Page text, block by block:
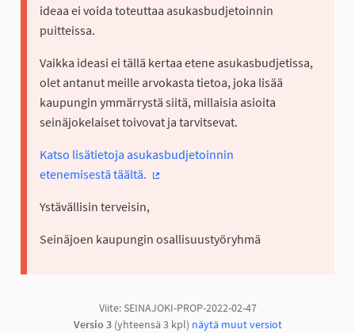
ideaa ei voida toteuttaa asukasbudjetoinnin
puitteissa.
Vaikka ideasi ei tällä kertaa etene asukasbudjetissa,
olet antanut meille arvokasta tietoa, joka lisää
kaupungin ymmärrystä siitä, millaisia asioita
seinäjokelaiset toivovat ja tarvitsevat.
Katso lisätietoja asukasbudjetoinnin
etenemisestä täältä.
Ystävällisin terveisin,
Seinäjoen kaupungin osallisuustyöryhmä
Viite: SEINAJOKI-PROP-2022-02-47
Versio 3(yhteensä 3 kpl) näytä muut versiot